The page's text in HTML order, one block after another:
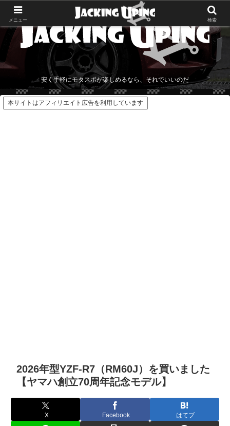
安く手軽にモタスポが楽しめるなら、それでいいのだ
本サイトはアフィリエイト広告を利用しています
2026年型YZF-R7（RM60J）を買いました
【ヤマハ創立70周年記念モデル】
X Facebook はてブ
メニュー 検索